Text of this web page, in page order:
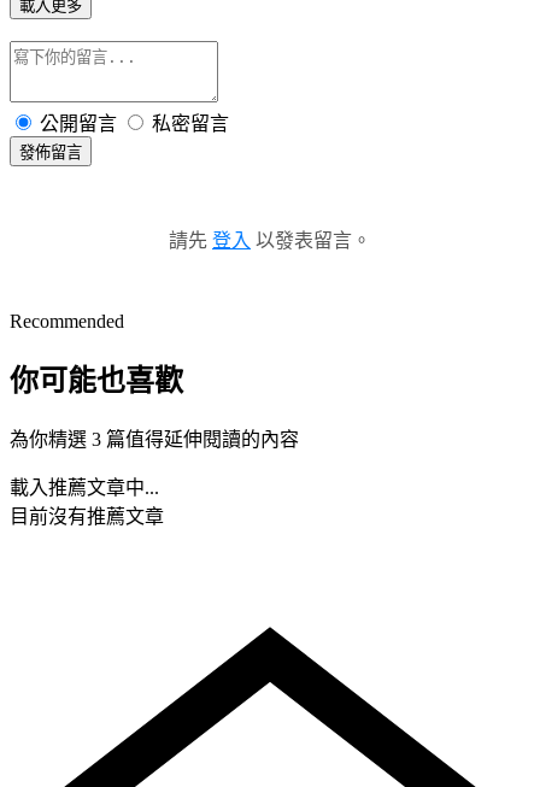
載入更多
公開留言 私密留言
發佈留言
請先 登入 以發表留言。
Recommended
你可能也喜歡
為你精選 3 篇值得延伸閱讀的內容
載入推薦文章中...
目前沒有推薦文章